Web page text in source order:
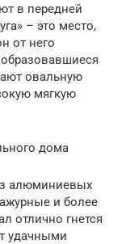
в передней
– это место,
от него
овальную
мягкую
дома
алюминиевых
и более
отлично гнется
удачными